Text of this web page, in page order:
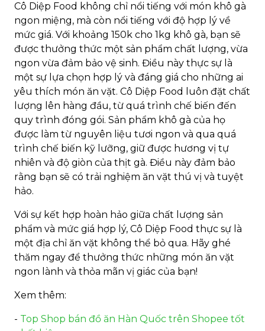
Cô Diệp Food không chỉ nổi tiếng với món khô gà
ngon miệng, mà còn nổi tiếng với độ hợp lý về
mức giá. Với khoảng 150k cho 1kg khô gà, bạn sẽ
được thưởng thức một sản phẩm chất lượng, vừa
ngon vừa đảm bảo vệ sinh. Điều này thực sự là
một sự lựa chọn hợp lý và đáng giá cho những ai
yêu thích món ăn vặt. Cô Diệp Food luôn đặt chất
lượng lên hàng đầu, từ quá trình chế biến đến
quy trình đóng gói. Sản phẩm khô gà của họ
được làm từ nguyên liệu tươi ngon và qua quá
trình chế biến kỹ lưỡng, giữ được hương vị tự
nhiên và độ giòn của thịt gà. Điều này đảm bảo
rằng bạn sẽ có trải nghiệm ăn vặt thú vị và tuyệt
hảo.
Với sự kết hợp hoàn hảo giữa chất lượng sản
phẩm và mức giá hợp lý, Cô Diệp Food thực sự là
một địa chỉ ăn vặt không thể bỏ qua. Hãy ghé
thăm ngay để thưởng thức những món ăn vặt
ngon lành và thỏa mãn vị giác của bạn!
Xem thêm:
- Top Shop bán đồ ăn Hàn Quốc trên Shopee tốt